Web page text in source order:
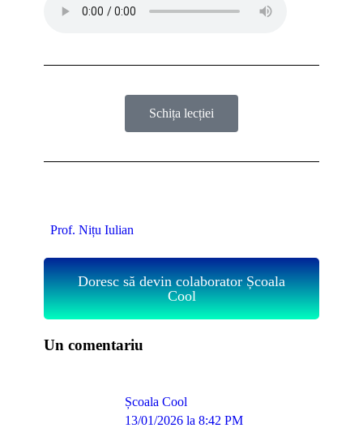
Schița lecției
Prof. Nițu Iulian
Doresc să devin colaborator Școala
Cool
Un comentariu
Școala Cool
says:
13/01/2026 la 8:42 PM